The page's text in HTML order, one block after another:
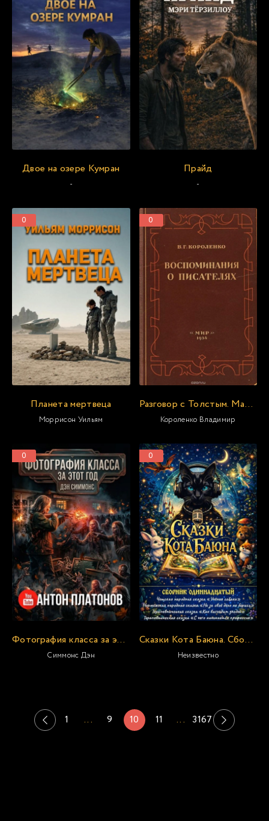
Двое на озере Кумран
-
Прайд
-
0
Планета мертвеца
Моррисон Уильям
0
Разговор с Толстым. Максимализм и государственность
Короленко Владимир
0
Фотография класса за этот год
Симмонс Дэн
0
Сказки Кота Баюна. Сборник одиннадцатый
Неизвестно
1 ... 9 10 11 ... 3167